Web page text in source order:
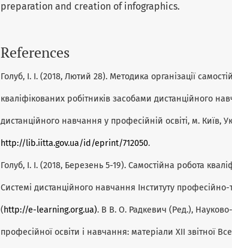
preparation and creation of infographics.
References
Голуб, І. І. (2018, Лютий 28). Методика організації
кваліфікованих робітників засобами дистанційного
дистанційного навчання у професійній освіті, м. Київ,
http://lib.iitta.gov.ua/id/eprint/712050.
Голуб, І. І. (2018, Березень 5-19). Самостійна робота
Системі дистанційного навчання Інституту
(http://e-learning.org.ua). В В. О. Радкевич (Ред.),
професійної освіти і навчання: матеріали ХІІ звітної